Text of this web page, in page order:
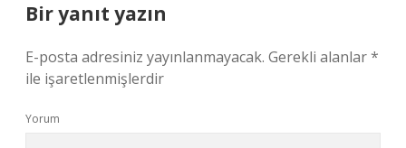
Bir yanıt yazın
E-posta adresiniz yayınlanmayacak. Gerekli alanlar*
ile işaretlenmişlerdir
Yorum